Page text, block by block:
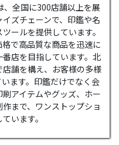
、全国に300店舗以上を展
ズチェーンで、印鑑や名
ールを提供しています。
格で高品質な商品を迅速に
店を目指しています。北
舗を構え、お客様の多様
ます。印鑑だけでなく会
アイテムやグッズ、ホー
まで、ワンストップショ
います。